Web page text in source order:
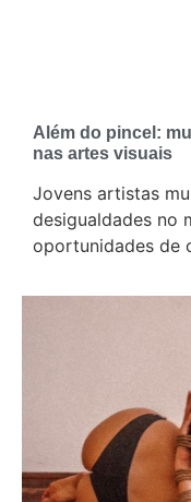
Além do pincel:
nas artes visuais
Jovens artistas
desigualdades no
oportunidades de